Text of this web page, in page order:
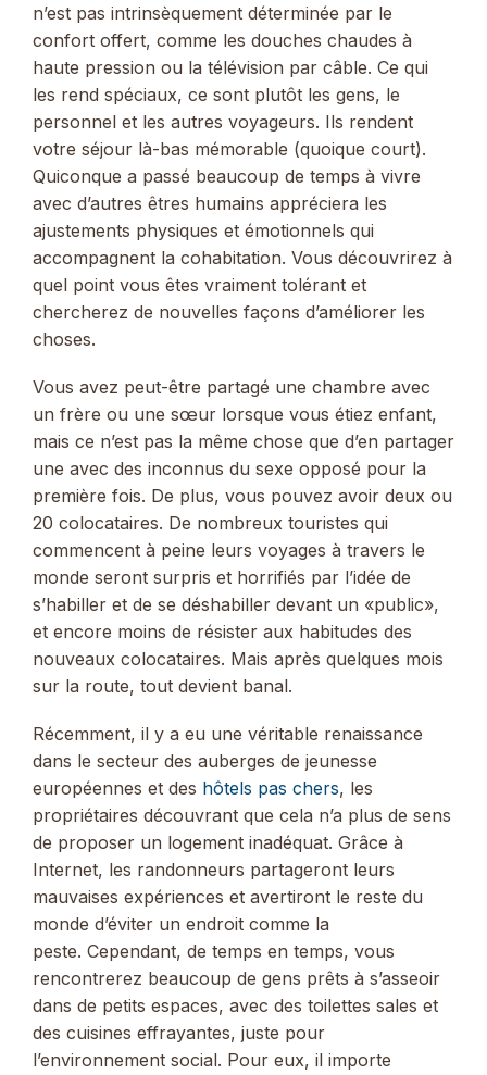
n’est pas intrinsèquement déterminée par le
confort offert, comme les douches chaudes à
haute pression ou la télévision par câble. Ce qui
les rend spéciaux, ce sont plutôt les gens, le
personnel et les autres voyageurs. Ils rendent
votre séjour là-bas mémorable (quoique court).
Quiconque a passé beaucoup de temps à vivre
avec d’autres êtres humains appréciera les
ajustements physiques et émotionnels qui
accompagnent la cohabitation. Vous découvrirez à
quel point vous êtes vraiment tolérant et
chercherez de nouvelles façons d’améliorer les
choses.
Vous avez peut-être partagé une chambre avec
un frère ou une sœur lorsque vous étiez enfant,
mais ce n’est pas la même chose que d’en partager
une avec des inconnus du sexe opposé pour la
première fois. De plus, vous pouvez avoir deux ou
20 colocataires. De nombreux touristes qui
commencent à peine leurs voyages à travers le
monde seront surpris et horrifiés par l’idée de
s’habiller et de se déshabiller devant un «public»,
et encore moins de résister aux habitudes des
nouveaux colocataires. Mais après quelques mois
sur la route, tout devient banal.
Récemment, il y a eu une véritable renaissance
dans le secteur des auberges de jeunesse
européennes et des hôtels pas chers, les
propriétaires découvrant que cela n’a plus de sens
de proposer un logement inadéquat. Grâce à
Internet, les randonneurs partageront leurs
mauvaises expériences et avertiront le reste du
monde d’éviter un endroit comme la
peste. Cependant, de temps en temps, vous
rencontrerez beaucoup de gens prêts à s’asseoir
dans de petits espaces, avec des toilettes sales et
des cuisines effrayantes, juste pour
l’environnement social. Pour eux, il importe